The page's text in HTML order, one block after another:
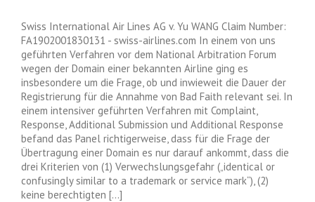
Swiss International Air Lines AG v. Yu WANG Claim Number:
FA1902001830131 - swiss-airlines.com In einem von uns
geführten Verfahren vor dem National Arbitration Forum
wegen der Domain einer bekannten Airline ging es
insbesondere um die Frage, ob und inwieweit die Dauer der
Registrierung für die Annahme von Bad Faith relevant sei. In
einem intensiver geführten Verfahren mit Complaint,
Response, Additional Submission und Additional Response
befand das Panel richtigerweise, dass für die Frage der
Übertragung einer Domain es nur darauf ankommt, dass die
drei Kriterien von (1) Verwechslungsgefahr („identical or
confusingly similar to a trademark or service mark“), (2)
keine berechtigten [...]